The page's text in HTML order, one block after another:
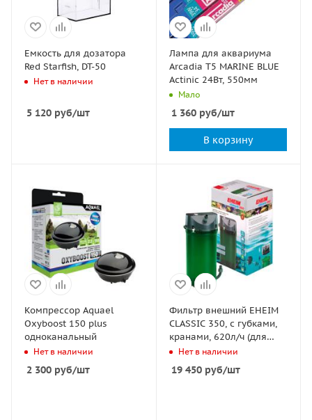
Емкость для дозатора
Red Starfish, DT-50
Нет в наличии
5 120 руб/шт
Лампа для аквариума
Arcadia T5 MARINE BLUE
Actinic 24Вт, 550мм
Мало
1 360руб/шт
В корзину
Компрессор Aquael
Oxyboost 150 plus
одноканальный
Нет в наличии
2 300 руб/шт
Фильтр внешний EHEIM
CLASSIC 350, с губками,
кранами, 620л/ч (для
аквариумов до 350л)
Нет в наличии
19 450руб/шт